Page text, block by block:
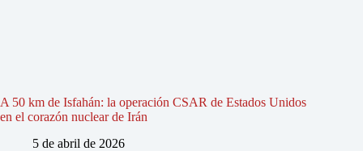
A 50 km de Isfahán: la operación CSAR de Estados Unidos
en el corazón nuclear de Irán
5 de abril de 2026